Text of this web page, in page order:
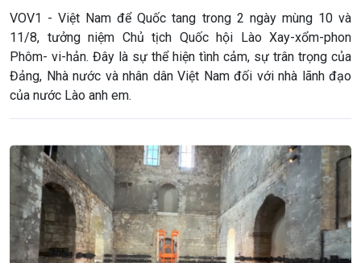
VOV1 - Việt Nam để Quốc tang trong 2 ngày mùng 10 và
11/8, tưởng niệm Chủ tịch Quốc hội Lào Xay-xổm-phon
Phôm- vi-hản. Đây là sự thể hiện tình cảm, sự trân trọng của
Đảng, Nhà nước và nhân dân Việt Nam đối với nhà lãnh đạo
của nước Lào anh em.